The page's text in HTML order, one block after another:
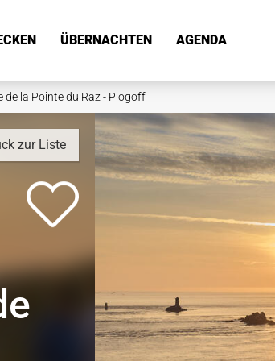
ÜBERNACHTEN AGENDA
de la Pointe du Raz - Plogoff
zur Liste